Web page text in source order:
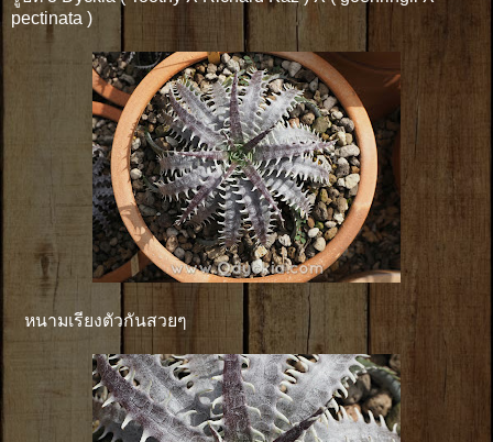
pectinata )
หนามเรียงตัวกันสวยๆ